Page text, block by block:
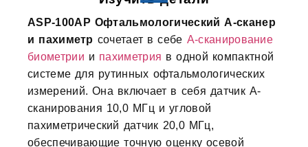
ASP-100AP Офтальмологический А-сканер
и пахиметр сочетает в себе А-сканирование
биометрии и пахиметрия в одной компактной
системе для рутинных офтальмологических
измерений. Она включает в себя датчик А-
сканирования 10,0 МГц и угловой
пахиметрический датчик 20,0 МГц,
обеспечивающие точную оценку осевой